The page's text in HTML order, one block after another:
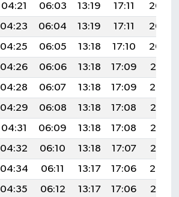
04:21 06:03 13:19 17:11
20:25
04:23 06:04 13:19 17:11
20:23
04:25 06:05 13:18 17:10
20:22
04:26 06:06 13:18 17:09
20:21
04:28 06:07 13:18 17:09
20:19
04:29 06:08 13:18 17:08
20:18
04:31 06:09 13:18 17:08
20:17
04:32 06:10 13:18 17:07
20:15
04:34 06:11 13:17 17:06
20:14
04:35 06:12 13:17 17:06
20:12